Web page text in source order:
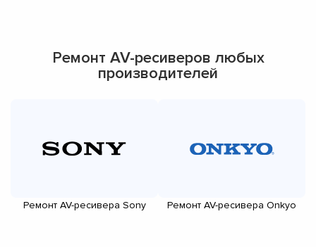
Ремонт AV-ресиверов любых
производителей
Ремонт AV-ресивера Sony Ремонт AV-ресивера Onkyo